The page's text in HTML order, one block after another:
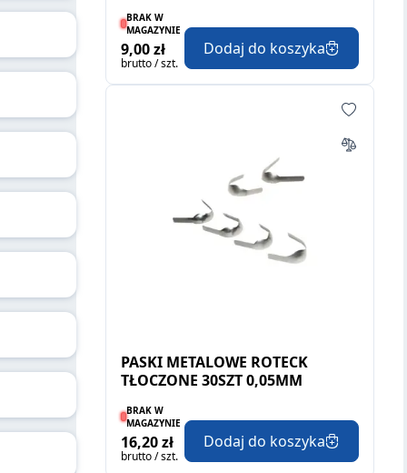
BRAK W
MAGAZYNIE
9,00 zł
brutto / szt.
Dodaj do koszyka
PASKI METALOWE ROTECK
TŁOCZONE 30SZT 0,05MM
BRAK W
MAGAZYNIE
16,20 zł
brutto / szt.
Dodaj do koszyka